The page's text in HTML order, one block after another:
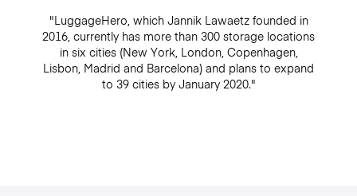
"LuggageHero, which Jannik Lawaetz founded in
2016, currently has more than 300 storage locations
in six cities (New York, London, Copenhagen,
Lisbon, Madrid and Barcelona) and plans to expand
to 39 cities by January 2020."